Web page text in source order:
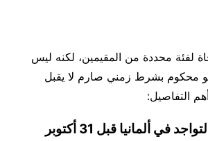
لفئة محددة من المقيمين، لكنه ليس
محكوم بشرط زمني صارم لا يقبل
التفاصيل:
الشرط الحاسم: التواجد في ألمانيا قبل 31 أكتوبر